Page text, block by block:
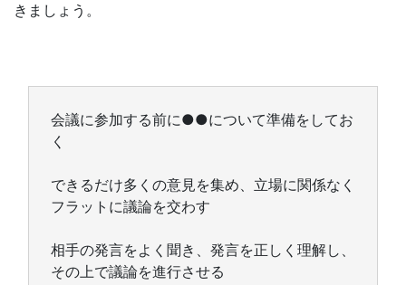
きましょう。
会議に参加する前に●●について準備をしてお
く
できるだけ多くの意見を集め、立場に関係なく
フラットに議論を交わす
相手の発言をよく聞き、発言を正しく理解し、
その上で議論を進行させる